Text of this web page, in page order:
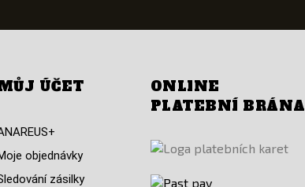
ÚČET
objednávky
zásilky
ONLINE
PLATEBNÍ BRÁNA